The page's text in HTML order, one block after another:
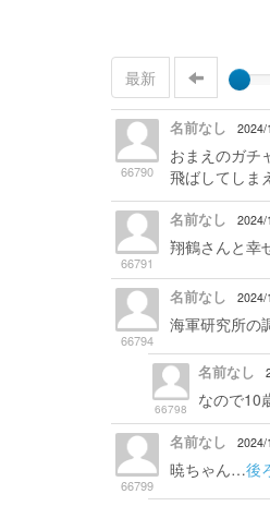
最新
66790
名前なし
おまえのガ
飛ばしてしま
66791
名前なし 2024/
翔鶴さんと幸
66794
名前なし
海軍研究所の
66798
名前なし
なので10
66799
名前なし
暁ちゃん…後